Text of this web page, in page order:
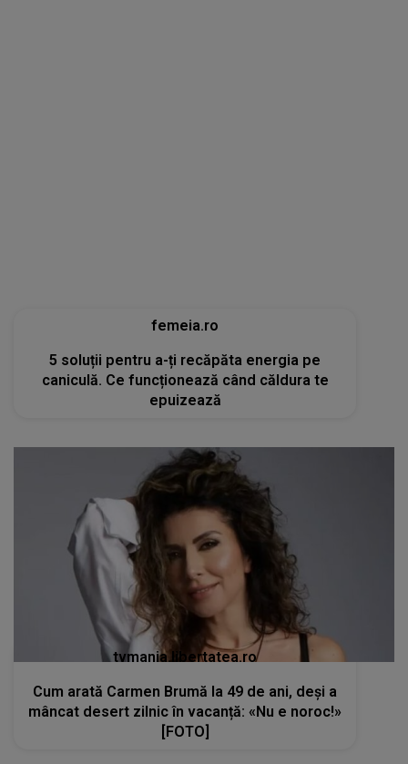
femeia.ro
5 soluții pentru a-ți recăpăta energia pe
caniculă. Ce funcționează când căldura te
epuizează
tvmania.libertatea.ro
Cum arată Carmen Brumă la 49 de ani, deși a
mâncat desert zilnic în vacanță: «Nu e noroc!»
[FOTO]